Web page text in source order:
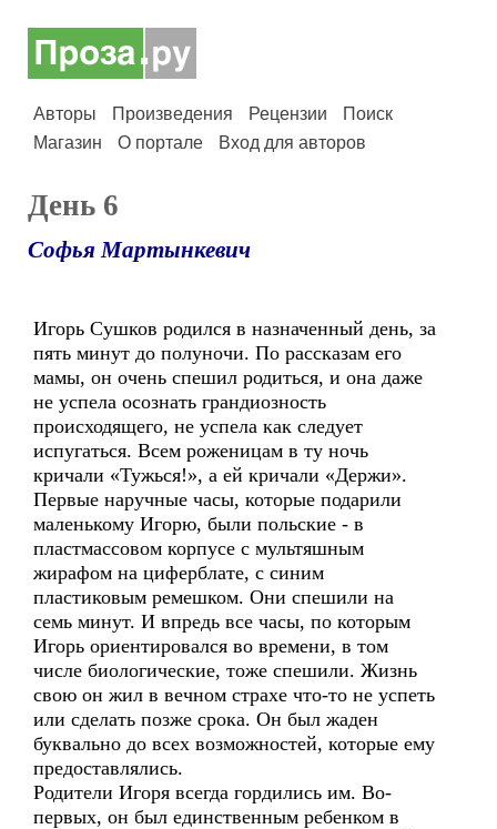
Авторы Произведения Рецензии
Поиск
Магазин
О портале Вход для авторов
День 6
Софья Мартынкевич
Игорь Сушков родился в назначенный день, за
пять минут до полуночи. По рассказам его
мамы, он очень спешил родиться, и она даже
не успела осознать грандиозность
происходящего, не успела как следует
испугаться. Всем роженицам в ту ночь
кричали «Тужься!», а ей кричали «Держи».
Первые наручные часы, которые подарили
маленькому Игорю, были польские - в
пластмассовом корпусе с мультяшным
жирафом на циферблате, с синим
пластиковым ремешком. Они спешили на
семь минут. И впредь все часы, по которым
Игорь ориентировался во времени, в том
числе биологические, тоже спешили. Жизнь
свою он жил в вечном страхе что-то не успеть
или сделать позже срока. Он был жаден
буквально до всех возможностей, которые ему
предоставлялись.
Родители Игоря всегда гордились им. Во-
первых, он был единственным ребенком в